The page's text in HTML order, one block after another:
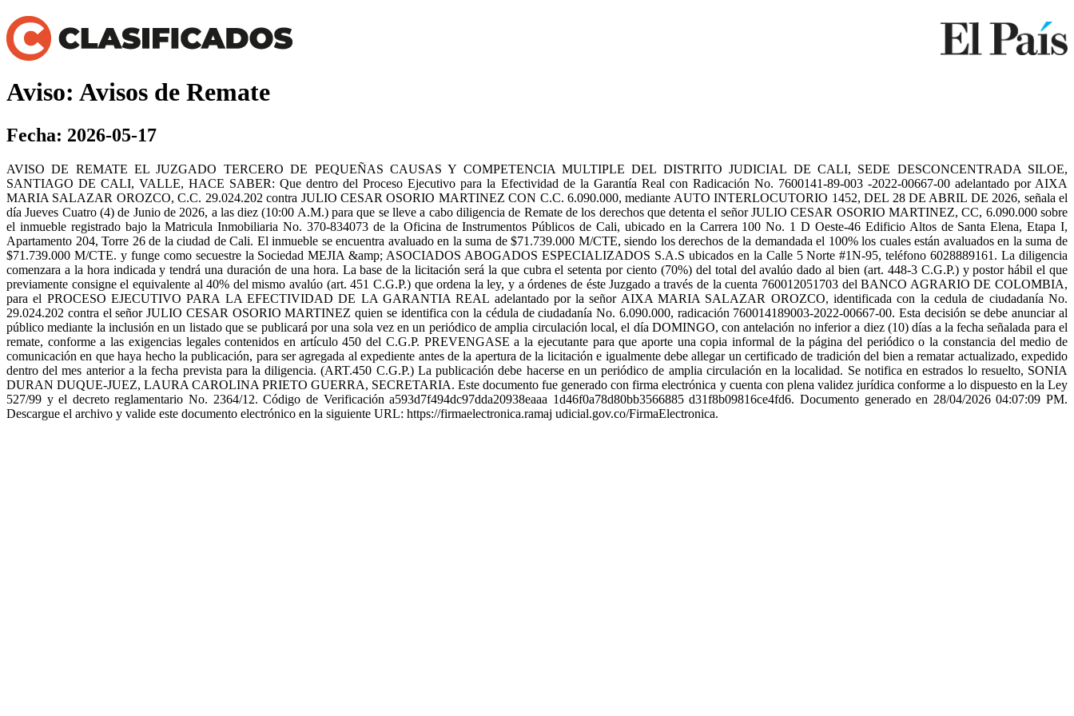
Aviso: Avisos de Remate
Fecha: 2026-05-17
AVISO DE REMATE EL JUZGADO TERCERO DE PEQUEÑAS CAUSAS Y COMPETENCIA MULTIPLE DEL DISTRITO JUDICIAL DE CALI, SEDE DESCONCENTRADA SILOE,
SANTIAGO DE CALI, VALLE, HACE SABER: Que dentro del Proceso Ejecutivo para la Efectividad de la Garantía Real con Radicación No. 7600141-89-003 -2022-00667-00 adelantado por AIXA
MARIA SALAZAR OROZCO, C.C. 29.024.202 contra JULIO CESAR OSORIO MARTINEZ CON C.C. 6.090.000, mediante AUTO INTERLOCUTORIO 1452, DEL 28 DE ABRIL DE 2026, señala el
día Jueves Cuatro (4) de Junio de 2026, a las diez (10:00 A.M.) para que se lleve a cabo diligencia de Remate de los derechos que detenta el señor JULIO CESAR OSORIO MARTINEZ, CC, 6.090.000 sobre
el inmueble registrado bajo la Matricula Inmobiliaria No. 370-834073 de la Oficina de Instrumentos Públicos de Cali, ubicado en la Carrera 100 No. 1 D Oeste-46 Edificio Altos de Santa Elena, Etapa I,
Apartamento 204, Torre 26 de la ciudad de Cali. El inmueble se encuentra avaluado en la suma de $71.739.000 M/CTE, siendo los derechos de la demandada el 100% los cuales están avaluados en la suma de
$71.739.000 M/CTE. y funge como secuestre la Sociedad MEJIA &amp; ASOCIADOS ABOGADOS ESPECIALIZADOS S.A.S ubicados en la Calle 5 Norte #1N-95, teléfono 6028889161. La diligencia
comenzara a la hora indicada y tendrá una duración de una hora. La base de la licitación será la que cubra el setenta por ciento (70%) del total del avalúo dado al bien (art. 448-3 C.G.P.) y postor hábil el que
previamente consigne el equivalente al 40% del mismo avalúo (art. 451 C.G.P.) que ordena la ley, y a órdenes de éste Juzgado a través de la cuenta 760012051703 del BANCO AGRARIO DE COLOMBIA,
para el PROCESO EJECUTIVO PARA LA EFECTIVIDAD DE LA GARANTIA REAL adelantado por la señor AIXA MARIA SALAZAR OROZCO, identificada con la cedula de ciudadanía No.
29.024.202 contra el señor JULIO CESAR OSORIO MARTINEZ quien se identifica con la cédula de ciudadanía No. 6.090.000, radicación 760014189003-2022-00667-00. Esta decisión se debe anunciar al
público mediante la inclusión en un listado que se publicará por una sola vez en un periódico de amplia circulación local, el día DOMINGO, con antelación no inferior a diez (10) días a la fecha señalada para el
remate, conforme a las exigencias legales contenidos en artículo 450 del C.G.P. PREVENGASE a la ejecutante para que aporte una copia informal de la página del periódico o la constancia del medio de
comunicación en que haya hecho la publicación, para ser agregada al expediente antes de la apertura de la licitación e igualmente debe allegar un certificado de tradición del bien a rematar actualizado, expedido
dentro del mes anterior a la fecha prevista para la diligencia. (ART.450 C.G.P.) La publicación debe hacerse en un periódico de amplia circulación en la localidad. Se notifica en estrados lo resuelto, SONIA
DURAN DUQUE-JUEZ, LAURA CAROLINA PRIETO GUERRA, SECRETARIA. Este documento fue generado con firma electrónica y cuenta con plena validez jurídica conforme a lo dispuesto en la Ley
527/99 y el decreto reglamentario No. 2364/12. Código de Verificación a593d7f494dc97dda20938eaaa 1d46f0a78d80bb3566885 d31f8b09816ce4fd6. Documento generado en 28/04/2026 04:07:09 PM.
Descargue el archivo y valide este documento electrónico en la siguiente URL: https://firmaelectronica.ramaj udicial.gov.co/FirmaElectronica.